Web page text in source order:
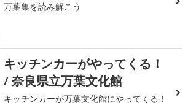
万葉集を読み解こう
キッチンカーがやってくる！
/ 奈良県立万葉文化館
キッチンカーが万葉文化館にやってくる！